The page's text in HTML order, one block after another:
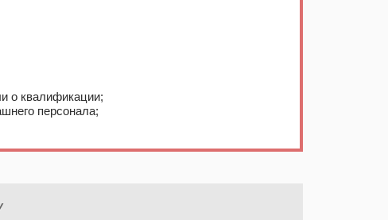
о квалификации;
персонала;